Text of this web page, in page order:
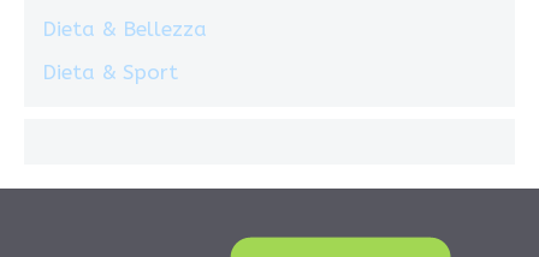
Dieta & Bellezza
Dieta & Sport